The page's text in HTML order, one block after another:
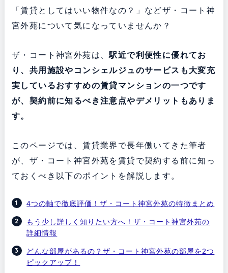
「賃貸としてはいい物件なの？」などザ・コート神
宮外苑について気になっていませんか？
ザ・コート神宮外苑は、駅近で利便性に優れてお
り 、共用施設やコンシェルジュのサービスも大変充
実しているおすすめの賃貸マンションの一つです
が、契約前に知るべき注意点やデメリットもありま
す。
このページでは、賃貸業界で長年働いてきた筆者
が、ザ・コート神宮外苑を賃貸で契約する前に知っ
ておくべき以下のポイントを解説します。
4つの軸で徹底評価！ザ・コート神宮外苑の特徴まとめ
もう少し詳しく知りたい方へ！ザ・コート神宮外苑の
詳細情報
どんな部屋があるの？ザ・コート神宮外苑の部屋を2つ
ピックアップ！